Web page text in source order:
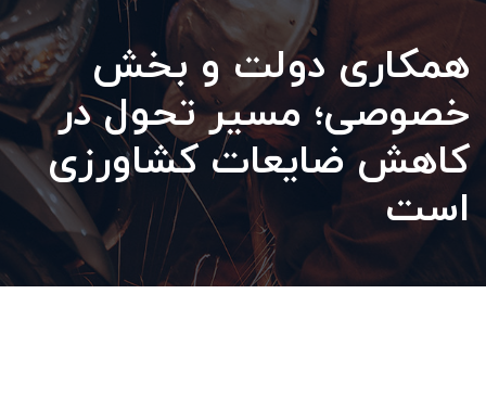
همکاری دولت و بخش
خصوصی؛ مسیر تحول در
کاهش ضایعات کشاورزی
است